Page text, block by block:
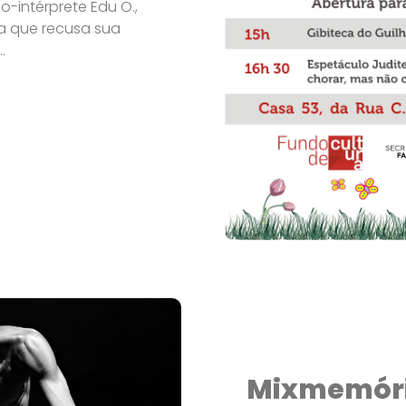
intérprete Edu O.,
que recusa sua